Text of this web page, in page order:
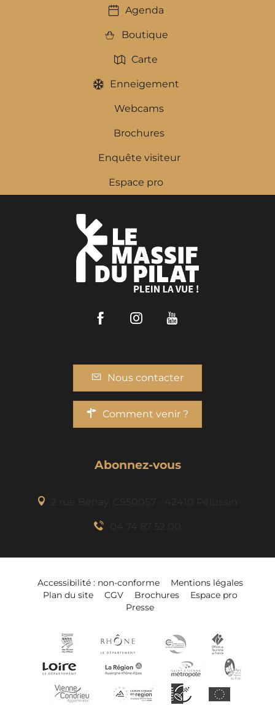
Description
Agenda
Boutique
Carte
Enneigement
Webcams
Brochures
Enquête visiteur
Espace pro
FacebookInstagram
Nous contacter
Comment venir ?
Abonnez-vous
Accessibilité : non-conforme
Mentions légales
Plan du site
CGV Brochures
Espace pro
Presse